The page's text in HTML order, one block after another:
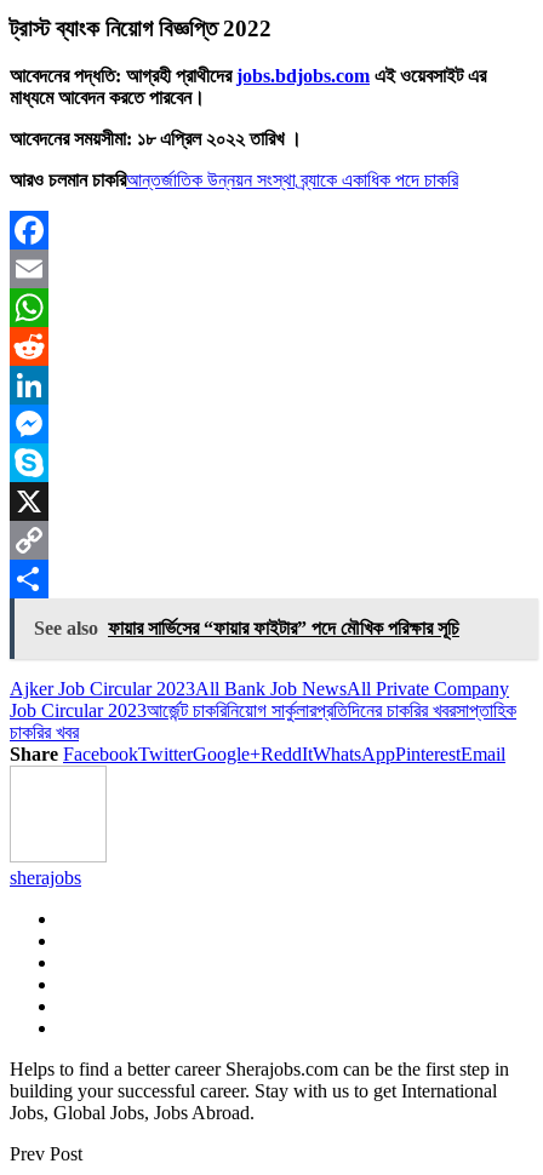
ট্রাস্ট ব্যাংক নিয়োগ বিজ্ঞপ্তি 2022
আবেদনের পদ্ধতি: আগ্রহী প্রাথীদেরjobs.bdjobs.com এই ওয়েবসাইট এর
মাধ্যমে আবেদন করতে পারবেন।
আবেদনের সময়সীমা: ১৮ এপ্রিল ২০২২ তারিখ ।
আরও চলমান চাকরিআন্তর্জাতিক উন্নয়ন সংস্থা ব্র্যাকে একাধিক পদে চাকরি
Facebook
Email
WhatsApp
Reddit
LinkedIn
Messenger
Skype
X
Copy
Link
Share
See also ফায়ার সার্ভিসের “ফায়ার ফাইটার” পদে মৌখিক পরিক্ষার সূচি
Ajker Job Circular 2023All Bank Job NewsAll Private Company
Job Circular 2023আর্জেন্ট চাকরিনিয়োগ সার্কুলারপ্রতিদিনের চাকরির খবরসাপ্তাহিক
চাকরির খবর
Share FacebookTwitterGoogle+ReddItWhatsAppPinterestEmail
sherajobs
Helps to find a better career Sherajobs.com can be the first step in
building your successful career. Stay with us to get International
Jobs, Global Jobs, Jobs Abroad.
Prev Post